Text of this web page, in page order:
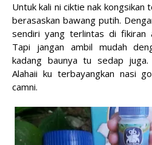
Untuk kali ni ciktie nak kongsikan
berasaskan bawang putih.
sendiri yang terlintas di fikiran
Tapi jangan ambil mudah
kadang baunya tu sedap juga.
Alahaii ku terbayangkan nasi
camni.